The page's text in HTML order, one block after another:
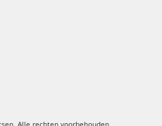
Alle rechten voorbehouden